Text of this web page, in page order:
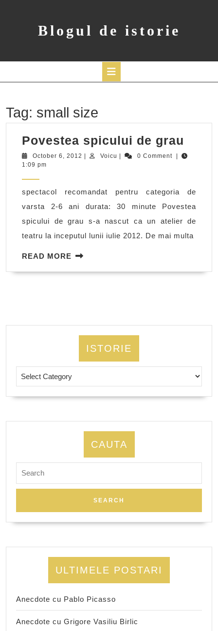
Blogul de istorie
Tag: small size
Povestea spicului de grau
October 6, 2012 OctoberVoicu Voicu 0 Comment
1:09 pm
spectacol recomandat pentru categoria de
varsta 2-6 ani durata: 30 minute Povestea
spicului de grau s-a nascut ca un atelier de
teatru la inceputul lunii iulie 2012. De mai multa
READ MORE READ
ISTORIE
CAUTA
for:
ULTIMELE POSTARI
Anecdote cu Pablo Picasso
Anecdote cu Grigore Vasiliu Birlic